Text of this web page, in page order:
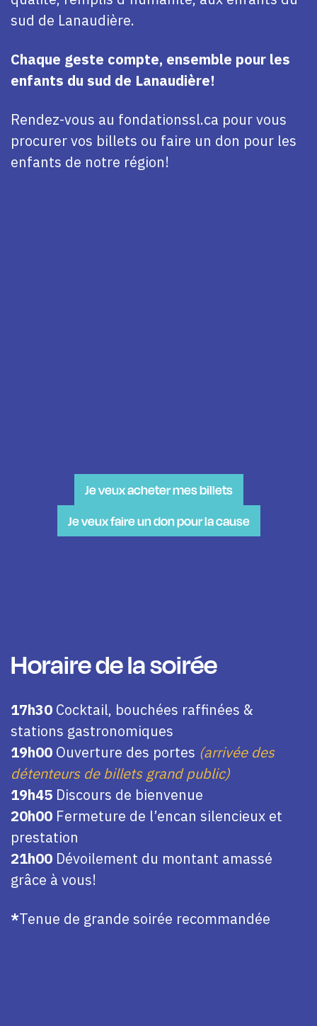
sud de Lanaudière.
Chaque geste compte, ensemble pour les
enfants du sud de Lanaudière!
Rendez-vous au fondationssl.ca pour vous
procurer vos billets ou faire un don pour les
enfants de notre région!
Je veux acheter mes billets
Je veux faire un don pour la cause
Horaire de la soirée
17h30 Cocktail, bouchées raffinées &
stations gastronomiques
19h00 Ouverture des portes (arrivée des
détenteurs de billets grand public)
19h45 Discours de bienvenue
20h00 Fermeture de l’encan silencieux et
prestation
21h00 Dévoilement du montant amassé
grâce à vous!
*Tenue de grande soirée recommandée